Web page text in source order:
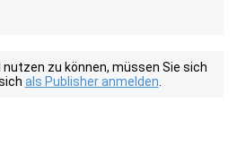
zu können, müssen Sie sich
als Publisher anmelden